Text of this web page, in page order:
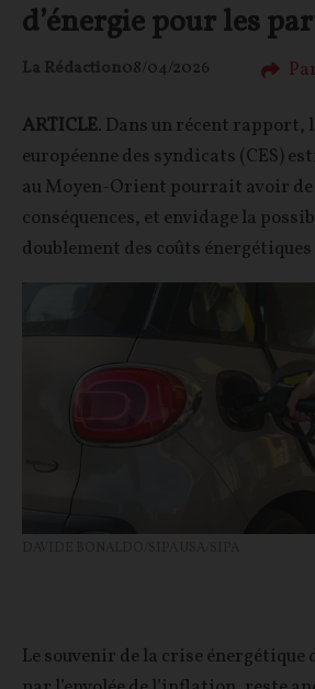
d’énergie pour les
La Rédaction08/04/2026
ARTICLE. Dans un récent rapport,
européenne des syndicats (CES)
au Moyen-Orient pourrait avoir
conséquences, et envidage la
doublement des coûts
Le souvenir de la crise énergétique